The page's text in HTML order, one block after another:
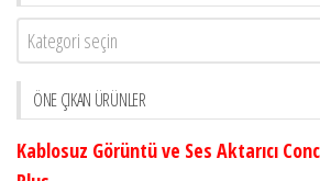
Kategori seçin
ÖNE ÇIKAN ÜRÜNLER
Kablosuz Görüntü ve Ses Aktarıcı